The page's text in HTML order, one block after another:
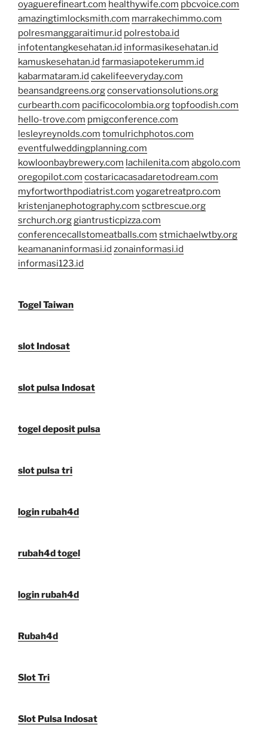
oyaguerefineart.com healthywife.com pbcvoice.com
amazingtimlocksmith.com marrakechimmo.com
polresmanggaraitimur.id polrestoba.id
infotentangkesehatan.id informasikesehatan.id
kamuskesehatan.id farmasiapotekerumm.id
kabarmataram.id cakelifeeveryday.com
beansandgreens.orgconservationsolutions.org
curbearth.com pacificocolombia.orgtopfoodish.com
hello-trove.com pmigconference.com
lesleyreynolds.com tomulrichphotos.com
eventfulweddingplanning.com
kowloonbaybrewery.com lachilenita.com abgolo.com
oregopilot.com costaricacasadaretodream.com
myfortworthpodiatrist.com yogaretreatpro.com
kristenjanephotography.com sctbrescue.org
srchurch.orggiantrusticpizza.com
conferencecallstomeatballs.com stmichaelwtby.org
keamananinformasi.id zonainformasi.id
informasi123.id
Togel Taiwan
slot Indosat
slot pulsa Indosat
togel deposit pulsa
slot pulsa tri
login rubah4d
rubah4d togel
login rubah4d
Rubah4d
Slot Tri
Slot Pulsa Indosat